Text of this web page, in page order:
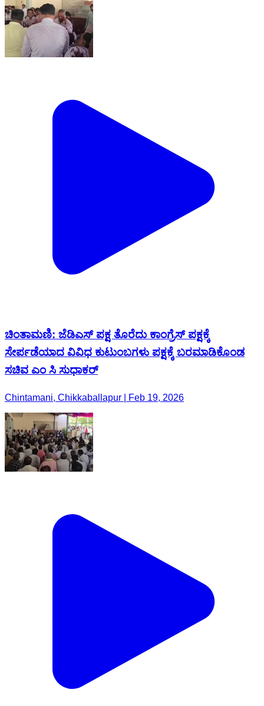
ಚಿಂತಾಮಣಿ: ಜೆಡಿಎಸ್ ಪಕ್ಷ ತೊರೆದು ಕಾಂಗ್ರೆಸ್ ಪಕ್ಷಕ್ಕೆ
ಸೇರ್ಪಡೆಯಾದ ವಿವಿಧ ಕುಟುಂಬಗಳು ಪಕ್ಷಕ್ಕೆ ಬರಮಾಡಿಕೊಂಡ
ಸಚಿವ ಎಂ ಸಿ ಸುಧಾಕರ್
Chintamani, Chikkaballapur | Feb 19, 2026